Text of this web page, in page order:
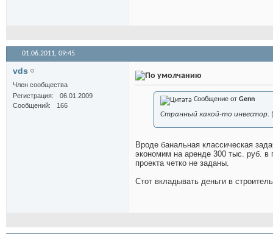
01.06.2011, 09:45
vds
Член сообщества
Регистрация
06.01.2009
Сообщений
166
Сообщение от Genn
Странный какой-то инвестор.
Вроде банальная классическая
экономим на аренде 300 тыс. руб.
проекта четко не заданы.
Стот вкладывать деньги в